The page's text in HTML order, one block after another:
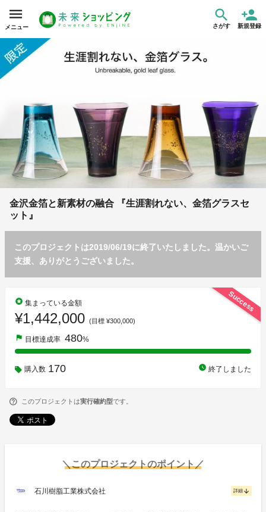
メニュー さがす 新規登録
金沢金箔と新素材の融合 『生涯割れない、金箔グラスセ
ット』
このプロジェクトは2019/06/19に終了いたしました。温かいご
支援、ありがとうございました。
Success
stars 集まっている金額
¥1,442,000 (目標 ¥300,000)
flag 目標達成率 480%
購入数 170 watch_later 終了しました
このプロジェクトは実行確約型です。
＼このプロジェクトのポイント／
石川樹脂工業株式会社 詳細 arrow_downward